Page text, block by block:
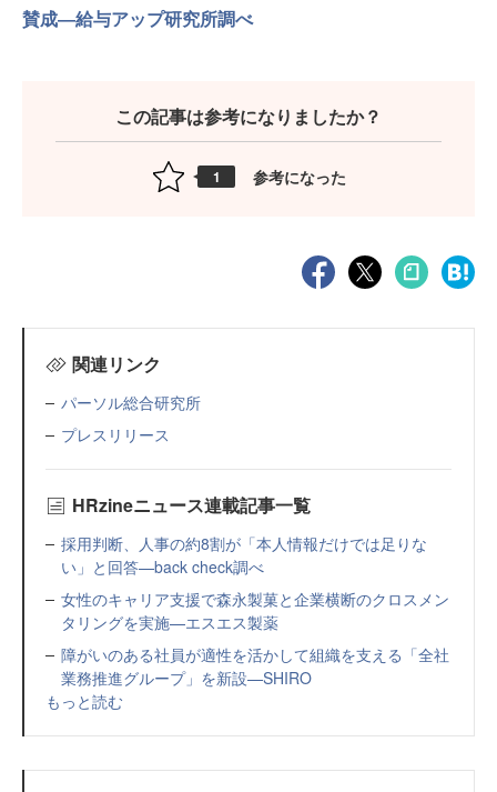
賛成―給与アップ研究所調べ
この記事は参考になりましたか？
1 参考になった
関連リンク
パーソル総合研究所
プレスリリース
HRzineニュース連載記事一覧
採用判断、人事の約8割が「本人情報だけでは足りな
い」と回答—back check調べ
女性のキャリア支援で森永製菓と企業横断のクロスメン
タリングを実施—エスエス製薬
障がいのある社員が適性を活かして組織を支える「全社
業務推進グループ」を新設—SHIRO
もっと読む